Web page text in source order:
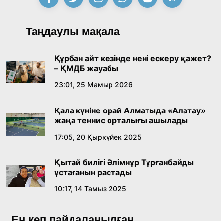
Қонаев қаласының әкімі «Славян базары»
байқауының жеңімпазы Ақерке Амалятты
16:27, 23 Шілде 2026
Қазақ тіліндегі «құт» концептісінің
09:21, 21 Шілде 2026
Абайдың адам тәрбиесі туралы
18:59, 20 Шілде 2026
ме, әлде бәсекелесі ме?
Таңдаулы мақала
Құрбан айт кезінде нені ескеру қажет?
– ҚМДБ жауабы
23:01, 25 Мамыр 2026
Қала күніне орай Алматыда «Алатау»
жаңа теннис орталығы ашылады
17:05, 20 Қыркүйек 2025
Қытай билігі Әлімнұр Тұрғанбайды
ұстағанын растады
10:17, 14 Тамыз 2025